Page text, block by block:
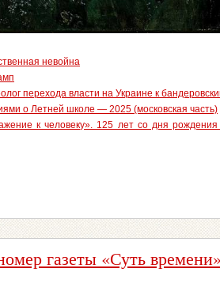
невойна
перехода власти на Украине к
о Летней школе — 2025 (московская часть)
к человеку». 125 лет со дня
газеты «Суть